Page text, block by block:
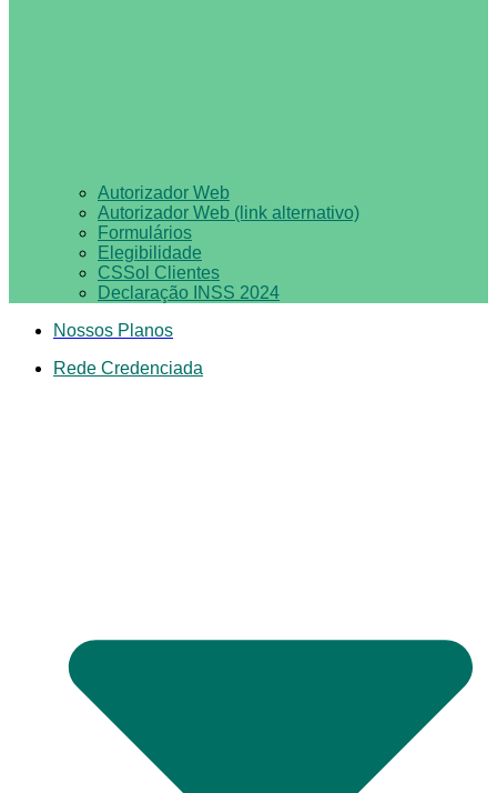
Autorizador Web
Autorizador Web (link alternativo)
Formulários
Elegibilidade
CSSol Clientes
Declaração INSS 2024
Nossos Planos
Rede Credenciada